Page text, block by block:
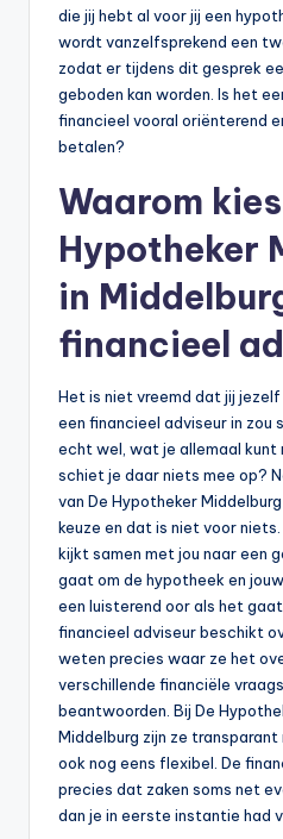
die jij hebt al voor jij een
wordt vanzelfsprekend een
zodat er tijdens dit gesprek
geboden kan worden. Is het
financieel vooral oriënterend
betalen?
Waarom
Hypotheker
in
financieel
Het is niet vreemd dat jij
een financieel adviseur in zou
echt wel, wat je allemaal kunt
schiet je daar niets mee op?
van De Hypotheker
keuze en dat is niet voor
kijkt samen met jou naar een
gaat om de hypotheek en
een luisterend oor als het
financieel adviseur beschikt
weten precies waar ze het
verschillende financiële
beantwoorden. Bij De
Middelburg zijn ze transparant
ook nog eens flexibel. De
precies dat zaken soms net
dan je in eerste instantie had